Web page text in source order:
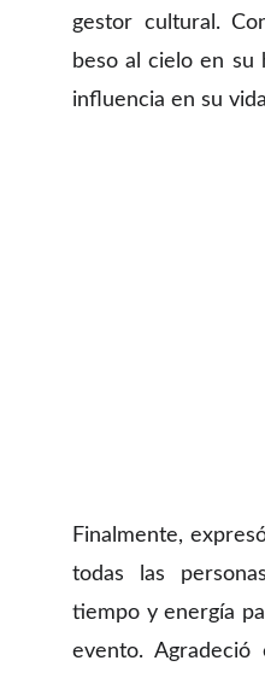
gestor cultural.
beso al cielo en su
influencia en su
Finalmente,
todas las
tiempo y energía
evento. Agradeció